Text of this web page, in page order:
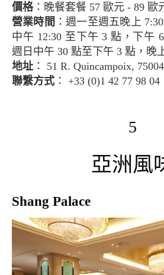
價格：晚餐套餐 57 歐元 - 89 歐
營業時間 ：週一至週五晚上
中午 12:30 至下午 3 點，下午
週日中午 30 點至下午 3 點，晚
地址 ： 51 R. Quincampoix,
聯繫方式 ： +33 (0)1 42 77 98 04
5
亞洲風
Shang Palace